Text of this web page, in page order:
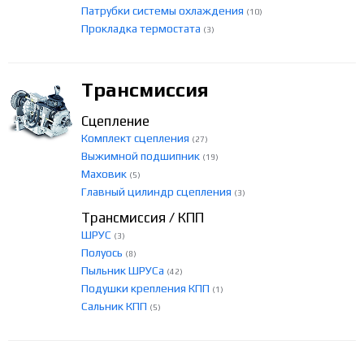
Патрубки системы охлаждения (10)
Прокладка термостата (3)
Трансмиссия
Сцепление
Комплект сцепления (27)
Выжимной подшипник (19)
Маховик (5)
Главный цилиндр сцепления (3)
Трансмиссия / КПП
ШРУС (3)
Полуось (8)
Пыльник ШРУСа (42)
Подушки крепления КПП (1)
Сальник КПП (5)